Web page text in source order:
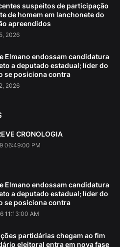
suspeitos de participação
de homem em lanchonete do
apreendidos
2026
Elmano endossam candidatura
a deputado estadual; líder do
se posiciona contra
2026
CRONOLOGIA
06:49:00 PM
Elmano endossam candidatura
a deputado estadual; líder do
se posiciona contra
11:13:00 AM
partidárias chegam ao fim
eleitoral entra em nova fase